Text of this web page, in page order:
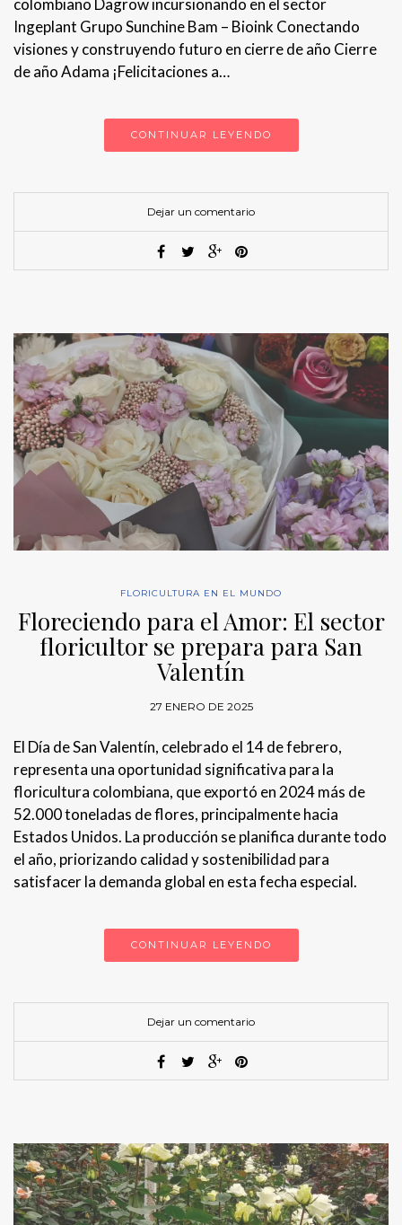
Ingeplant Grupo Sunchine Bam – Bioink Conectando
visiones y construyendo futuro en cierre de año Cierre
de año Adama ¡Felicitaciones a…
CONTINUAR LEYENDO
Dejar un comentario
FLORICULTURA EN EL MUNDO
Floreciendo para el Amor: El sector
floricultor se prepara para San
Valentín
27 ENERO DE 2025
El Día de San Valentín, celebrado el 14 de febrero,
representa una oportunidad significativa para la
floricultura colombiana, que exportó en 2024 más de
52.000 toneladas de flores, principalmente hacia
Estados Unidos. La producción se planifica durante todo
el año, priorizando calidad y sostenibilidad para
satisfacer la demanda global en esta fecha especial.
CONTINUAR LEYENDO
Dejar un comentario